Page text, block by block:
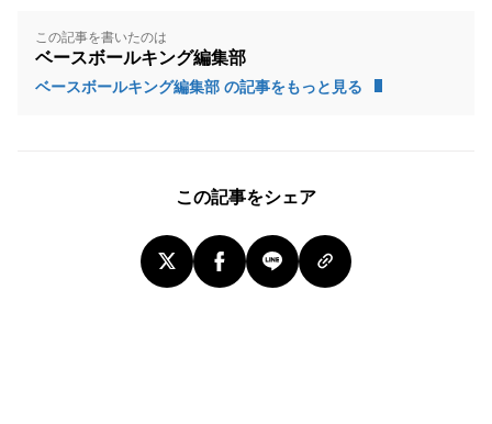
この記事を書いたのは
ベースボールキング編集部
ベースボールキング編集部 の記事をもっと見る
この記事をシェア